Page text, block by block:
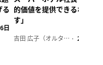
る
日
的価値を提供できるホテル
す」
吉田 広子（オルタナ輪番編集長） 2026年6